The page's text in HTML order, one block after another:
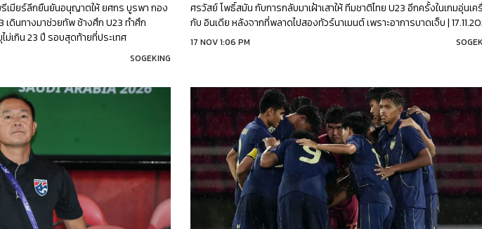
เมียร์ลีกยืนยันอนุญาตให้ ยศกร บูรพา กอง
เดินทางมาช่วยทัพ ช้างศึก U23 ทำศึก
เกิน 23 ปี รอบสุดท้ายที่ประเทศ
SOGEKING
ศรวัสย์ โพธิ์สมัน กับการกลับมาเฝ้าเสาให้ ทีมชาติไทย U23 อีกครั้งในเกมอุ่นเค
กับ อินเดีย หลังจากที่พลาดไปสองทัวร์นาเมนต์ เพราะอาการบาดเจ็บ |
17 NOV 1:06 PM